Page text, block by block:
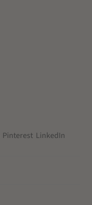
Pinterest LinkedIn